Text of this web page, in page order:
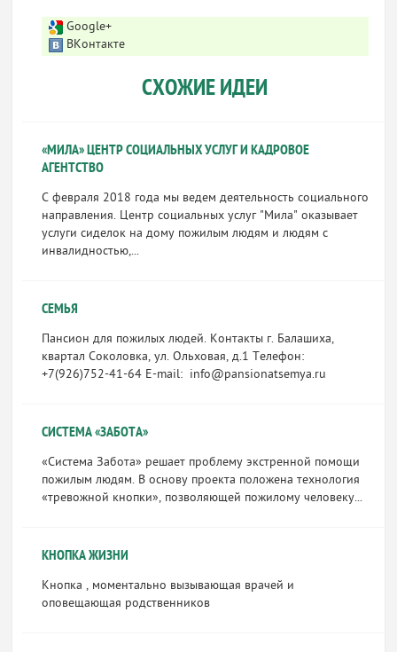
Google+
ВКонтакте
СХОЖИЕ ИДЕИ
«МИЛА» ЦЕНТР СОЦИАЛЬНЫХ УСЛУГ И КАДРОВОЕ
АГЕНТСТВО
С февраля 2018 года мы ведем деятельность социального
направления. Центр социальных услуг "Мила" оказывает
услуги сиделок на дому пожилым людям и людям с
инвалидностью,...
СЕМЬЯ
Пансион для пожилых людей. Контакты г. Балашиха,
квартал Соколовка, ул. Ольховая, д.1 Телефон:
+7(926)752-41-64 E-mail: info@pansionatsemya.ru
СИСТЕМА «ЗАБОТА»
«Система Забота» решает проблему экстренной помощи
пожилым людям. В основу проекта положена технология
«тревожной кнопки», позволяющей пожилому человеку...
КНОПКА ЖИЗНИ
Кнопка , моментально вызывающая врачей и
оповещающая родственников